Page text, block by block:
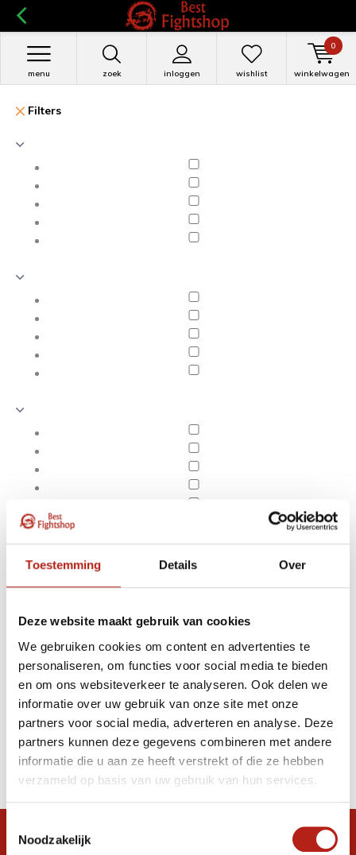
Toestemming Details Over
Deze website maakt gebruik van cookies
We gebruiken cookies om content en advertenties te
personaliseren, om functies voor social media te bieden
en om ons websiteverkeer te analyseren. Ook delen we
informatie over uw gebruik van onze site met onze
partners voor social media, adverteren en analyse. Deze
partners kunnen deze gegevens combineren met andere
informatie die u aan ze heeft verstrekt of die ze hebben
verzameld op basis van uw gebruik van hun services.
Noodzakelijk
zoek inloggen
menu wishlist winkelwagen
0
Filters
Apply filters
Producten getagd met
Agility Ladder
Producten
Filter
Sorteren op
Snel antwoord op je vraag?